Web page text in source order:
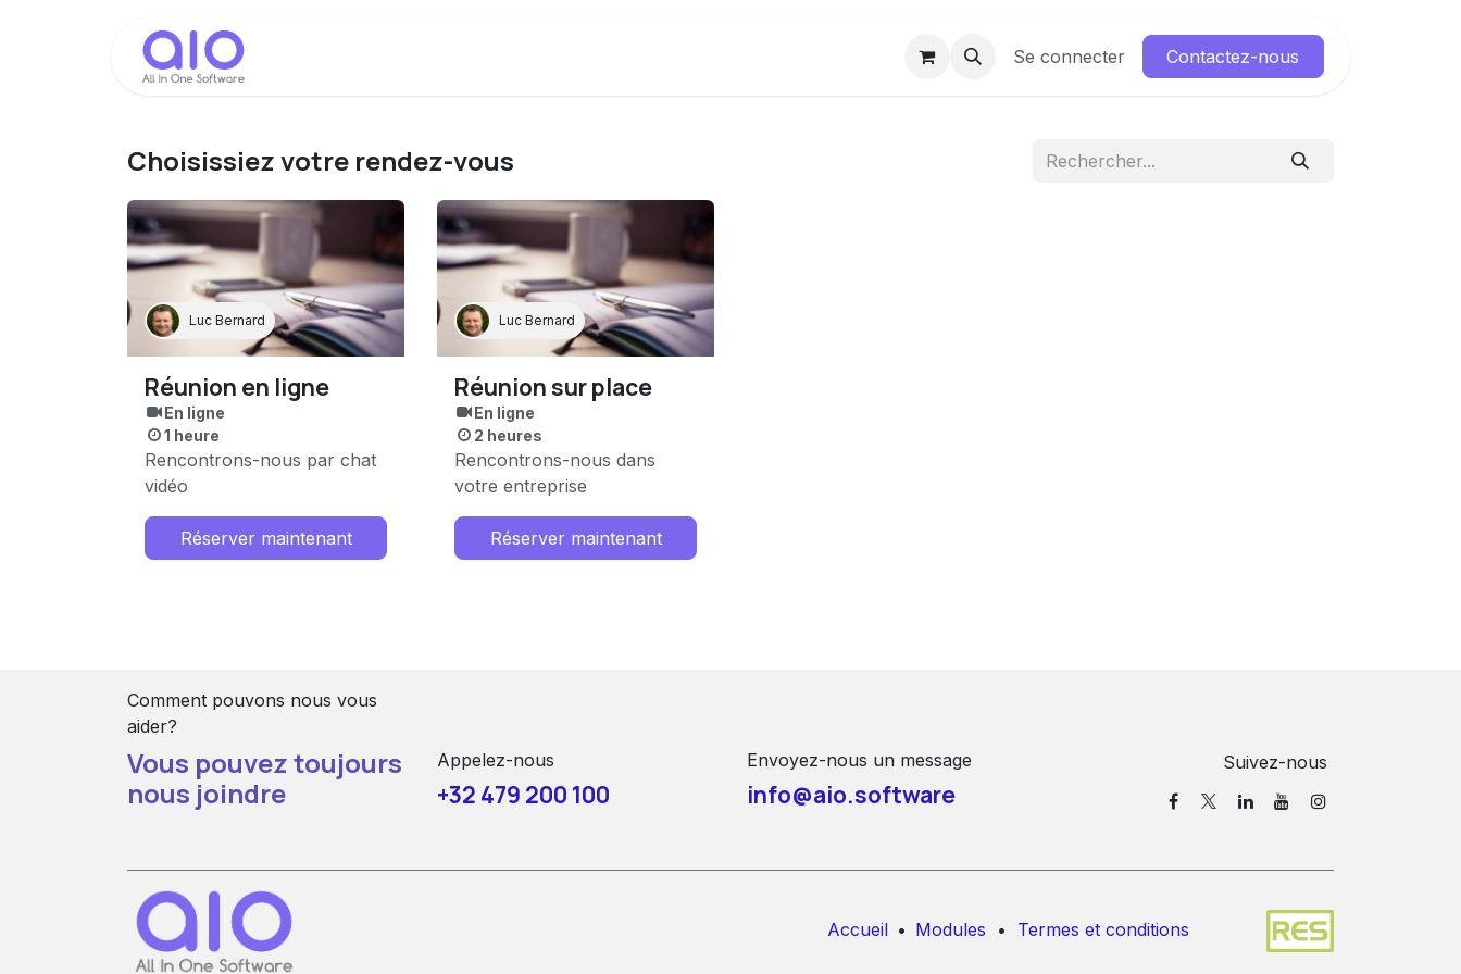
Prendre rendez-vous Forum
Se connecter Contactez-nous
Choisissiez votre rendez-vous
Luc Bernard
Réunion en ligne
En ligne
1 heure
Rencontrons-nous par chat
vidéo
Réserver maintenant
Luc Bernard
Réunion sur place
En ligne
2 heures
Rencontrons-nous dans
votre entreprise
Réserver maintenant
Comment pouvons nous vous
aider?
Vous pouvez toujours
nous joindre
Appelez-nous
+32 479 200 100
Envoyez-nous un message
info@aio.software
Suivez-nous
Accueil • Modules • Termes et conditions